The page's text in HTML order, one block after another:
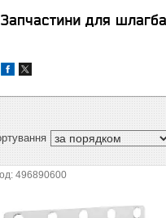
Запчастини для
496890600